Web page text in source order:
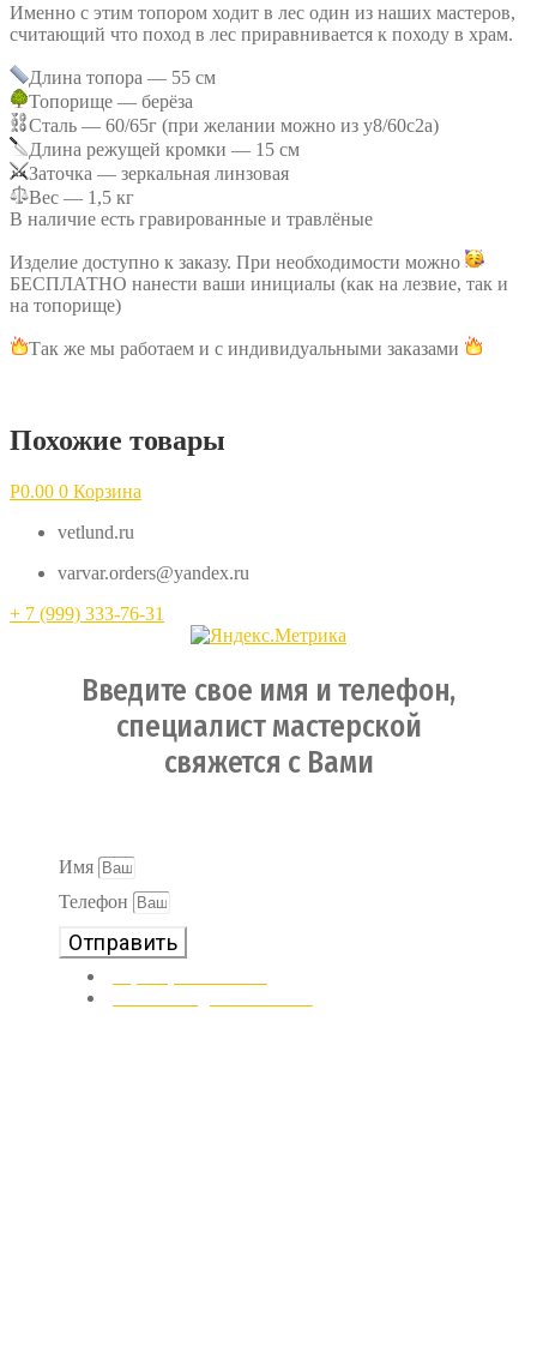
Именно с этим топором ходит в лес один из наших мастеров,
считающий что поход в лес приравнивается к походу в храм.
Длина топора — 55 см
Топорище — берёза
Сталь — 60/65г (при желании можно из у8/60с2а)
Длина режущей кромки — 15 см
Заточка — зеркальная линзовая
Вес — 1,5 кг
В наличие есть гравированные и травлёные
Изделие доступно к заказу. При необходимости можно
БЕСПЛАТНО нанести ваши инициалы (как на лезвие, так и
на топорище)
Так же мы работаем и с индивидуальными заказами
Похожие товары
Р0.00 0 Корзина
vetlund.ru
varvar.orders@yandex.ru
+ 7 (999) 333-76-31
Введите свое имя и телефон,
специалист мастерской
свяжется с Вами
Имя
Телефон
Отправить